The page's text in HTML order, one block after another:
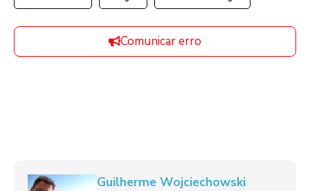
Comunicar erro
Guilherme Wojciechowski